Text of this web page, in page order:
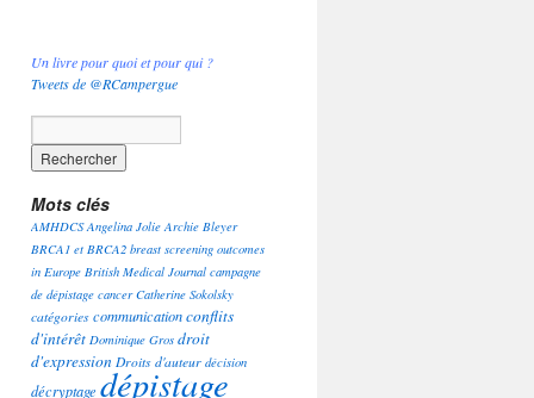
Un livre pour quoi et pour qui ?
Tweets de @RCampergue
Mots clés
AMHDCS Angelina Jolie Archie Bleyer
BRCA1 et BRCA2 breast screening outcomes
in Europe British Medical Journal campagne
de dépistage cancer Catherine Sokolsky
catégories communicationconflits
d'intérêt Dominique Gros droit
d'expression Droits d'auteur décision
décryptage dépistage